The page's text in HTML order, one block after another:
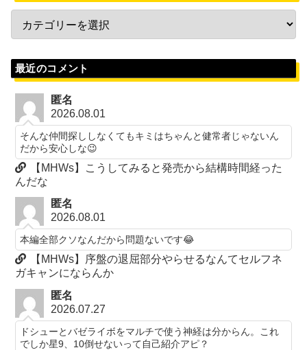
最近のコメント
匿名
2026.08.01
そんな仲間探ししなくてもキミはちゃんと健常者じゃないん
だから安心しな😉
【MHWs】こうしてみると発売から結構時間経った
んだな
匿名
2026.08.01
本編全部クソなんだから問題ないです😂
【MHWs】序盤の退屈部分やらせるなんてセルフネ
ガキャンにならんか
匿名
2026.07.27
ドシューとバゼライボをマルチで使う神経は分からん。これ
でしか星9、10倒せないって自己紹介アピ？